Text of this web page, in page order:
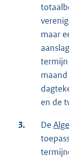
maar
termijn
en de
3. De